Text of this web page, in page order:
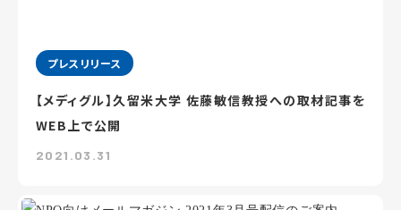
プレスリリース
【メディグル】久留米大学 佐藤敏信教授への取材記事を
WEB上で公開
2021.03.31